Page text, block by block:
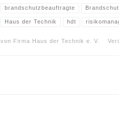
brandschutzbeauftragte
Haus der Technik hdt
von Firma Haus der Technik e. V.